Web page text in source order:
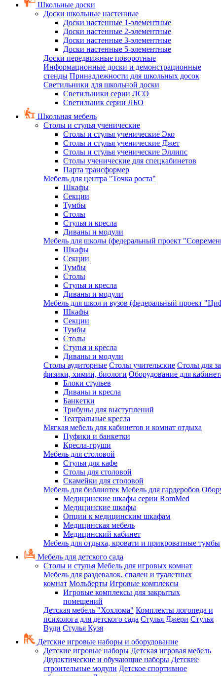
Школьные доски
Доски школьные настенные
Доски настенные 1-элементные
Доски настенные 2-элементные
Доски настенные 3-элементные
Доски настенные 5-элементные
Доски передвижные поворотные
Информационные доски и демонстрационные
стенды Принадлежности для школьных досок
Светильники для школьной доски
Светильники серии ЛСО
Светильник серии ЛБО
Школьная мебель
Столы и стулья ученические
Столы и стулья ученические Эко
Столы и стулья ученические Джет
Столы и стулья ученические Эллипс
Столы ученические для спецкабинетов
Парта трансформер
Мебель для центра "Точка роста"
Шкафы
Секции
Тумбы
Столы
Стулья и кресла
Диваны и модули
Мебель для школы (федеральный проект
Шкафы
Секции
Тумбы
Столы
Стулья и кресла
Диваны и модули
Мебель для школ и вузов (федеральный проект
Шкафы
Секции
Тумбы
Столы
Стулья и кресла
Диваны и модули
Столы аудиторные Столы учительские Столы для
физики, химии, биологи Оборудование для
Блоки стульев
Диваны и кресла
Банкетки
Трибуны для выступлений
Театральные кресла
Мягкая мебель для кабинетов и комнат отдыха
Пуфики и банкетки
Кресла-груши
Мебель для столовой
Cтулья для кафе
Cтолы для столовой
Скамейки для столовой
Мебель для библиотек Мебель для гардеробов
Медицинские шкафы серии RomMed
Медицинские шкафы
Опции к медицинским шкафам
Медицинская мебель
Медицинский кабинет
Мебель для отдыха, кровати и прикроватные тумбы
Мебель для детского сада
Столы и стулья Мебель для игровых комнат
Мебель для раздевалок, спален и туалетных
комнат Мольберты Игровые комплексы
Игровые комплексы для закрытых
помещений
Детская мебель "Хохлома" Комплекты логопеда и
психолога для детского сада Стулья Джери Стулья
Вуди Стулья Кузя
Детские игровые наборы и оборудование
Детские игровые наборы Детская игровая мебель
Дидактические и обучающие наборы Детские
строительные модули Детское спортивное